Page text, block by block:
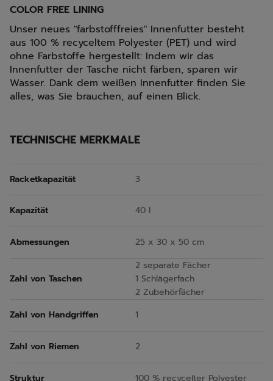
COLOR FREE LINING
Unser neues "farbstofffreies" Innenfutter besteht
aus 100 % recyceltem Polyester (PET) und wird
ohne Farbstoffe hergestellt: Indem wir das
Innenfutter der Tasche nicht färben, sparen wir
Wasser. Dank dem weißen Innenfutter finden Sie
alles, was Sie brauchen, auf einen Blick.
TECHNISCHE MERKMALE
Racketkapazität 3
Kapazität 40 l
Abmessungen 25 x 30 x 50 cm
Zahl von Taschen
2 separate Fächer
1 Schlägerfach
2 Zubehörfächer
Zahl von Handgriffen
1
Zahl von Riemen 2